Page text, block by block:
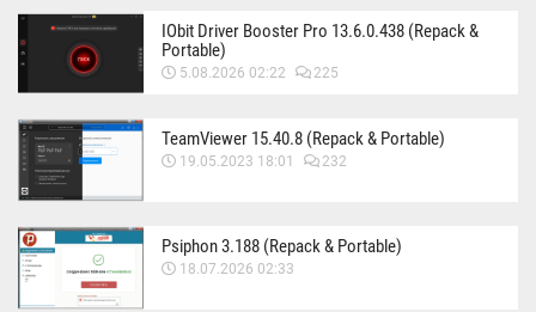
IObit Driver Booster Pro 13.6.0.438 (Repack &
Portable)
5.08.2026 02:22 225
TeamViewer 15.40.8 (Repack & Portable)
19.05.2023 18:01 232
Psiphon 3.188 (Repack & Portable)
18.07.2026 02:33